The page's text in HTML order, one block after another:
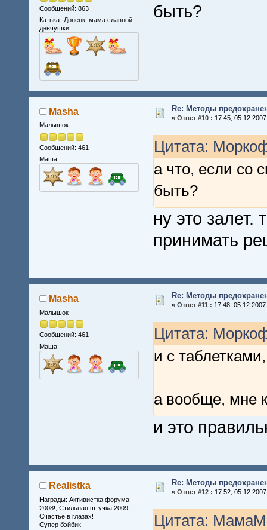
Сообщений: 863
Катька- Донецк, мама славной
девчушки
быть?
Masha
Малышок
Сообщений: 461
Маша
Re: Методы
« Ответ #10 : 17:45,
Цитата:
а что, если со
быть?
ну это залет.
принимать
Masha
Малышок
Сообщений: 461
Маша
Re: Методы
« Ответ #11 : 17:48, 05.12.2007
Цитата:
и с
а вообще, мне
и это
Realistka
Награды: Активистка форума
2008!, Стильная штучка 2009!,
Счастье в глазах!
Супер бэйбик
Re: Методы
« Ответ #12 : 17:52,
Цитата: